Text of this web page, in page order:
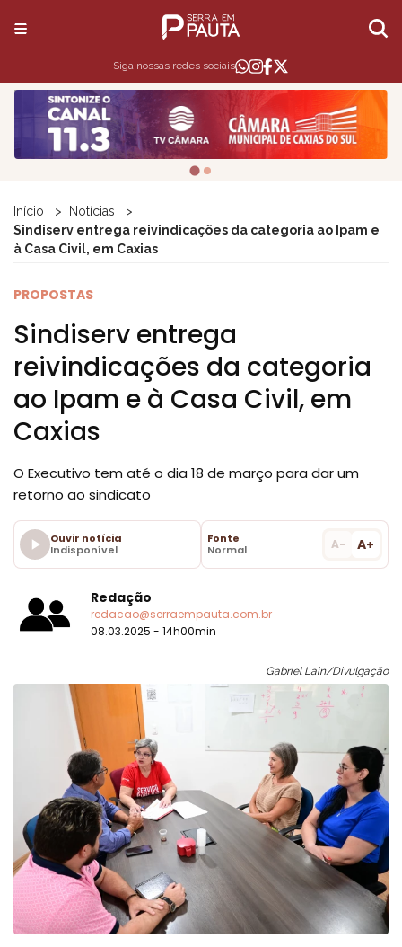
Siga nossas redes sociais
Início
Notícias
Sindiserv entrega reivindicações da categoria ao Ipam e
à Casa Civil, em Caxias
PROPOSTAS
Sindiserv entrega
reivindicações da categoria
ao Ipam e à Casa Civil, em
Caxias
O Executivo tem até o dia 18 de março para dar um
retorno ao sindicato
Ouvir notícia
Indisponível
Fonte
Normal
A- A+
Redação
redacao@serraempauta.com.br
08.03.2025 - 14h00min
Gabriel Lain/Divulgação